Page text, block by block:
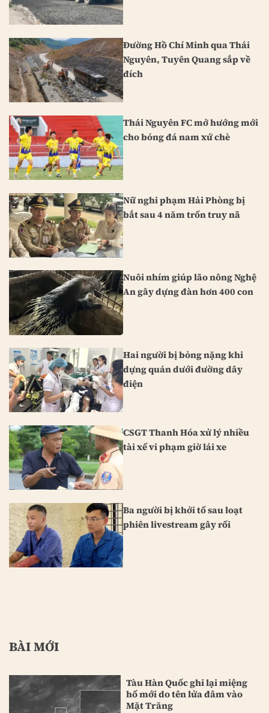
Đường Hồ Chí Minh qua Thái
Nguyên, Tuyên Quang sắp về
đích
Thái Nguyên FC mở hướng mới
cho bóng đá nam xứ chè
Nữ nghi phạm Hải Phòng bị
bắt sau 4 năm trốn truy nã
Nuôi nhím giúp lão nông Nghệ
An gây dựng đàn hơn 400 con
Hai người bị bỏng nặng khi
dựng quán dưới đường dây
điện
CSGT Thanh Hóa xử lý nhiều
tài xế vi phạm giờ lái xe
Ba người bị khởi tố sau loạt
phiên livestream gây rối
BÀI MỚI
Tàu Hàn Quốc ghi lại miệng
hố mới do tên lửa đâm vào
Mặt Trăng